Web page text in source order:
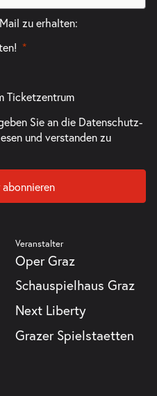
zu erhalten:
Ticketzentrum
Sie an die Datenschutz-
und verstanden zu
Veranstalter
Oper Graz
Schauspielhaus Graz
Next Liberty
Grazer Spielstaetten